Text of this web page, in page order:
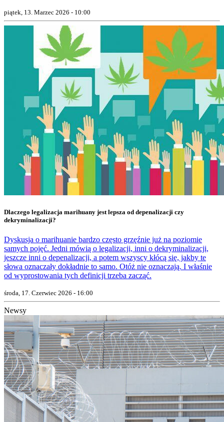
piątek, 13. Marzec 2026 - 10:00
Dlaczego legalizacja marihuany jest lepsza od depenalizacji czy
dekryminalizacji?
Dyskusja o marihuanie bardzo często grzęźnie już na poziomie
samych pojęć. Jedni mówią o legalizacji, inni o dekryminalizacji,
jeszcze inni o depenalizacji, a potem wszyscy kłócą się, jakby te
słowa oznaczały dokładnie to samo. Otóż nie oznaczają. I właśnie
od wyprostowania tych definicji trzeba zacząć.
środa, 17. Czerwiec 2026 - 16:00
Newsy